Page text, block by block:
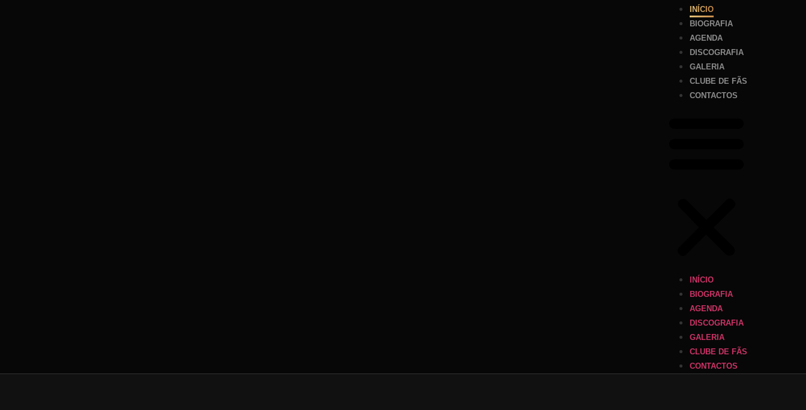
INÍCIO
BIOGRAFIA
AGENDA
DISCOGRAFIA
GALERIA
CLUBE DE FÃS
CONTACTOS
INÍCIO
BIOGRAFIA
AGENDA
DISCOGRAFIA
GALERIA
CLUBE DE FÃS
CONTACTOS